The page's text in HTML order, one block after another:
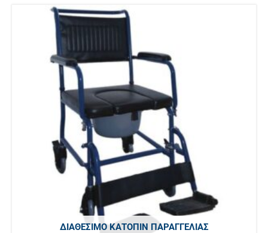
ΔΙΑΘΈΣΙΜΟ ΚΑΤΌΠΙΝ ΠΑΡΑΓΓΕΛΊΑΣ